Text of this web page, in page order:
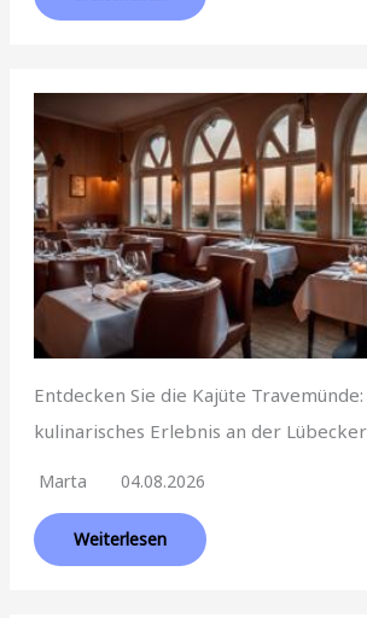
Entdecken Sie die Kajüte Travemünde:
kulinarisches Erlebnis an der
Marta 04.08.2026
Weiterlesen